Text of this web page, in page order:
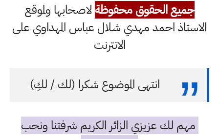
جميع الحقوق محفوظةلاصحابها ولموقع
الاستاذ احمد مهدي شلال عباس المهداوي على
الانترنت
انتهى الموضوع شكرا (لك / لكِ)
مهم لك عزيزي الزائر الكريم شرفتنا ونحب